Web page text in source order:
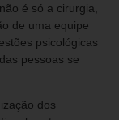
é só a cirurgia,
de uma equipe
psicológicas
pessoas se
dos